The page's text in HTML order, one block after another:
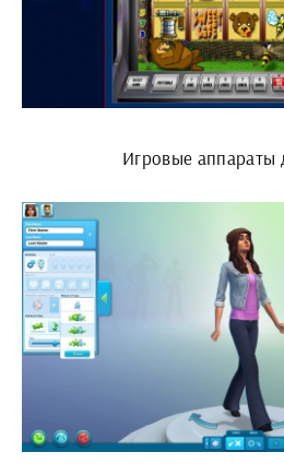
Игровые аппараты